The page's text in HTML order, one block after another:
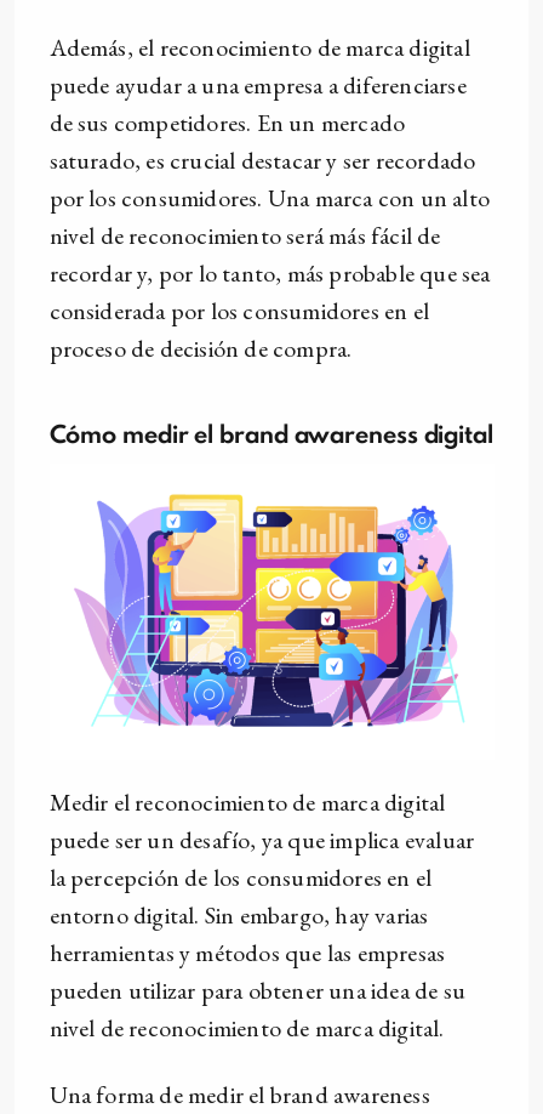
Además, el reconocimiento de marca digital
puede ayudar a una empresa a diferenciarse
de sus competidores. En un mercado
saturado, es crucial destacar y ser recordado
por los consumidores. Una marca con un alto
nivel de reconocimiento será más fácil de
recordar y, por lo tanto, más probable que sea
considerada por los consumidores en el
proceso de decisión de compra.
Cómo medir el brand awareness digital
Medir el reconocimiento de marca digital
puede ser un desafío, ya que implica evaluar
la percepción de los consumidores en el
entorno digital. Sin embargo, hay varias
herramientas y métodos que las empresas
pueden utilizar para obtener una idea de su
nivel de reconocimiento de marca digital.
Una forma de medir el brand awareness